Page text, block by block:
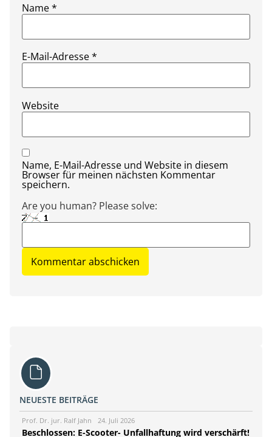
Name*
E-Mail-Adresse*
Website
Name, E-Mail-Adresse und Website in diesem
Browser für meinen nächsten Kommentar
speichern.
Are you human? Please solve:
NEUESTE BEITRÄGE
Prof. Dr. jur. Ralf Jahn 24. Juli 2026
Beschlossen: E-Scooter- Unfallhaftung wird verschärft!